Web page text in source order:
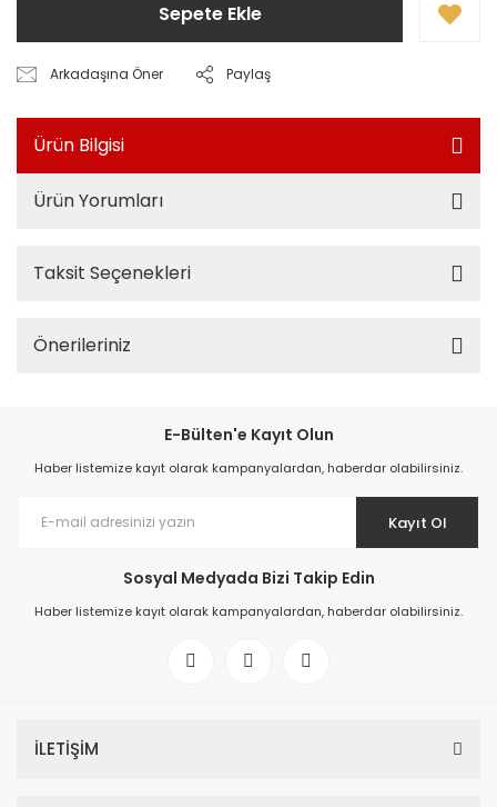
Sepete Ekle
Arkadaşına Öner Paylaş
Ürün Bilgisi
Ürün Yorumları
Taksit Seçenekleri
Önerileriniz
E-Bülten'e Kayıt Olun
Haber listemize kayıt olarak kampanyalardan, haberdar olabilirsiniz.
Kayıt Ol
Sosyal Medyada Bizi Takip Edin
Haber listemize kayıt olarak kampanyalardan, haberdar olabilirsiniz.
İLETİŞİM